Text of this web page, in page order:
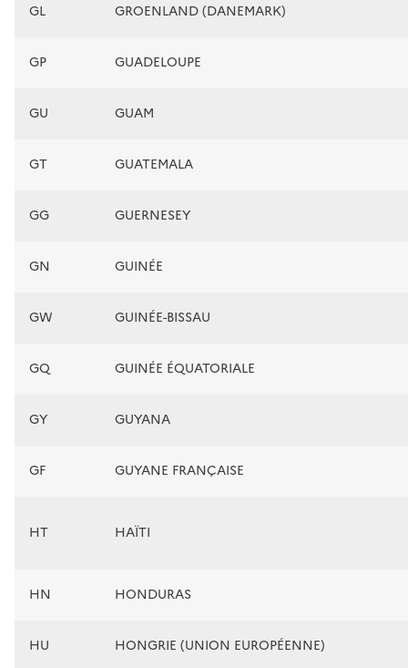
GL GROENLAND (DANEMARK)
GP GUADELOUPE
GU GUAM
GT GUATEMALA
GG GUERNESEY
GN GUINÉE
GW GUINÉE-BISSAU
GQ GUINÉE ÉQUATORIALE
GY GUYANA
GF GUYANE FRANÇAISE
HT HAÏTI
HN HONDURAS
HU HONGRIE (UNION EUROPÉENNE)